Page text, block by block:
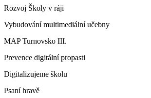
Rozvoj Školy v ráji
Vybudování multimediální učebny
MAP Turnovsko III.
Prevence digitální propasti
Digitalizujeme školu
Psaní hravě